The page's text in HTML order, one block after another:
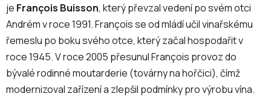
je François Buisson, který převzal vedení po svém otci
Andrém v roce 1991. François se od mládí učil vinařskému
řemeslu po boku svého otce, který začal hospodařit v
roce 1945. V roce 2005 přesunul François provoz do
bývalé rodinné moutarderie (továrny na hořčici), čímž
modernizoval zařízení a zlepšil podmínky pro výrobu vína.